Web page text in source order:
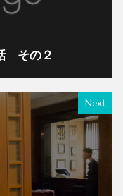
その２
Next